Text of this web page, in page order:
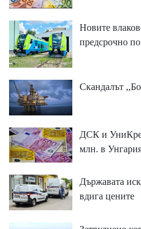
Новите
предсрочно
Скандалът
ДСК и
млн. в
Държавата
вдига цените